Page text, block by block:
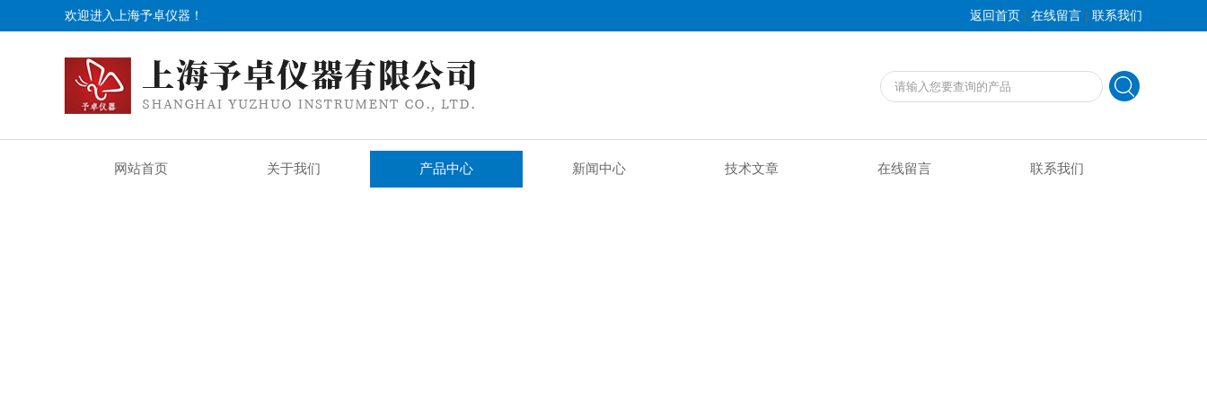
欢迎进入上海予卓仪器！ 返回首页 | 在线留言 | 联系我们
网站首页 关于我们 产品中心 新闻中心 技术文章 在线留言 联系我们